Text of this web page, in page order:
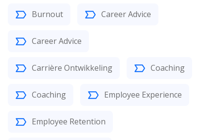
Burnout Career Advice
Career Advice
Carrière Ontwikkeling Coaching
Coaching Employee Experience
Employee Retention